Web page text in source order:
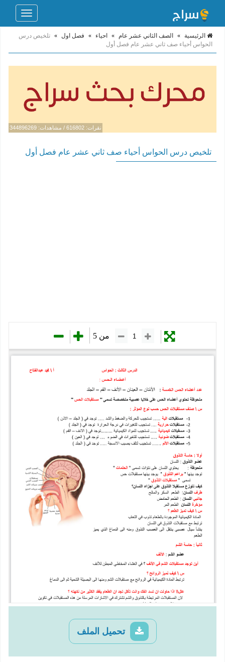
Toggle
الرئيسية » الصف الثاني عشر عام » احياء » فصل اول » تلخيص درس
الحواس أحياء صف ثاني عشر عام فصل أول
نقرات: 616802 / مشاهدات: 344896269
تلخيص درس الحواس أحياء صف ثاني عشر عام فصل أول
تحميل الملف